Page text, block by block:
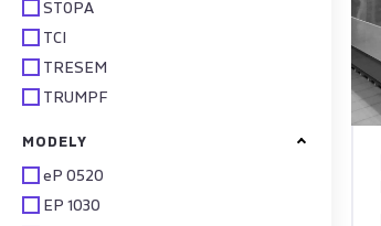
STOPA
TCI
TRESEM
TRUMPF
MODELY
eP 0520
EP 1030